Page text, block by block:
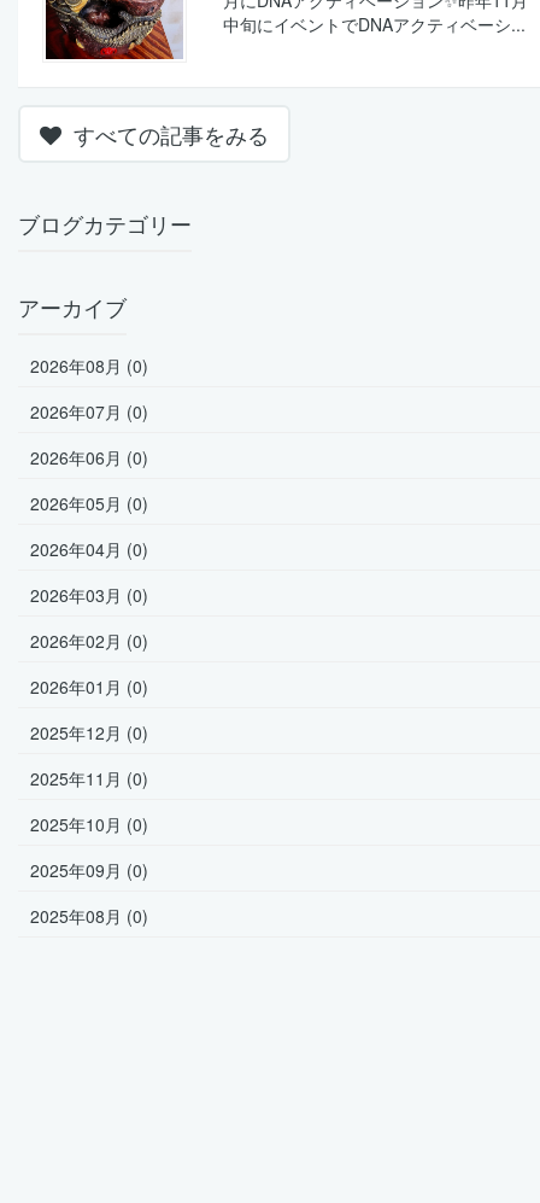
中旬にイベントでDNAアクティベーシ...
すべての記事をみる
ブログカテゴリー
アーカイブ
2026年08月 (0)
2026年07月 (0)
2026年06月 (0)
2026年05月 (0)
2026年04月 (0)
2026年03月 (0)
2026年02月 (0)
2026年01月 (0)
2025年12月 (0)
2025年11月 (0)
2025年10月 (0)
2025年09月 (0)
2025年08月 (0)